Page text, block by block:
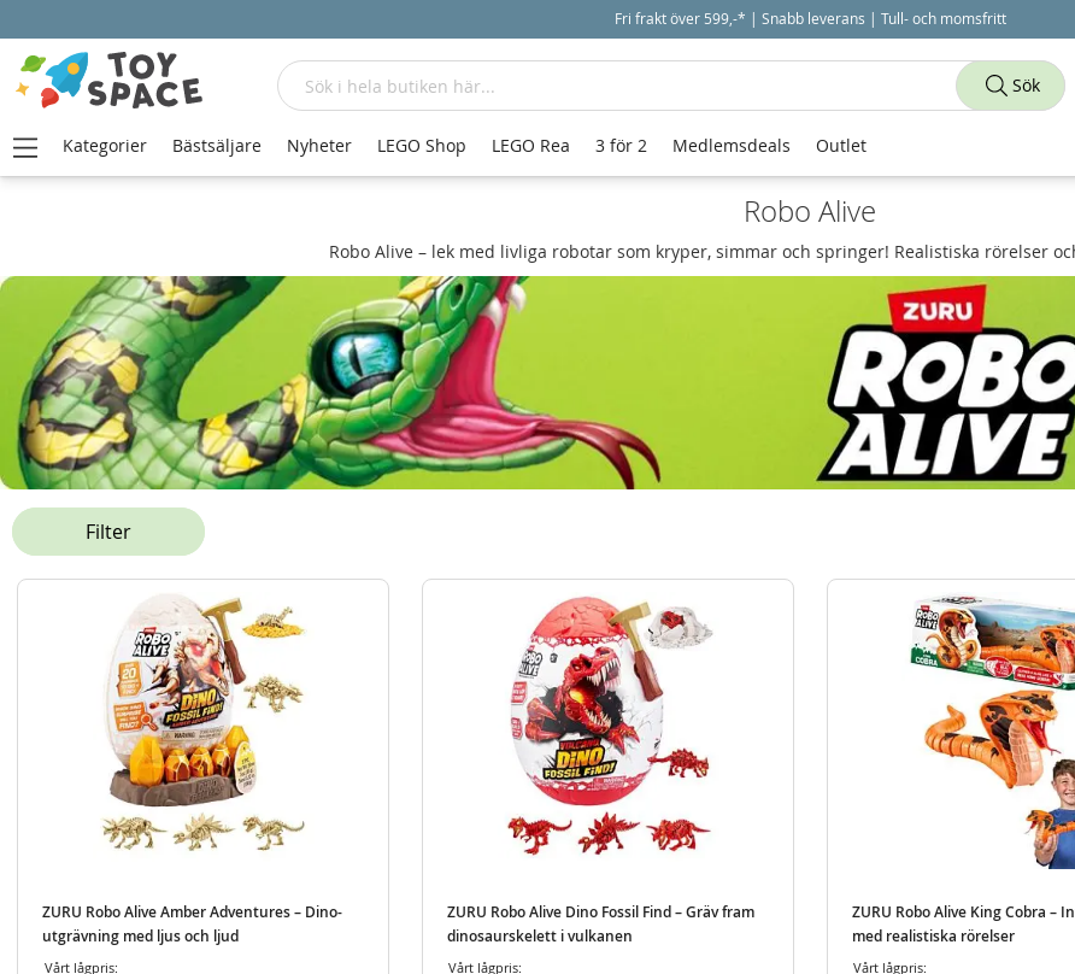
Fri frakt över 599,-* | Snabb leverans | Tull- och momsfritt
Robo Alive
Robo Alive – lek med livliga robotar som kryper, simmar och springer! Realistiska rörelser
Filter
ZURU Robo Alive Amber Adventures – Dino-
utgrävning med ljus och ljud
Vårt lågpris:
ZURU Robo Alive Dino Fossil Find – Gräv fram
dinosaurskelett i vulkanen
Vårt lågpris:
ZURU Robo Alive King Cobra –
med realistiska rörelser
Vårt lågpris:
Sök
Sök
Kategorier Bästsäljare Nyheter LEGO Shop LEGO Rea 3 för 2 Medlemsdeals Outlet